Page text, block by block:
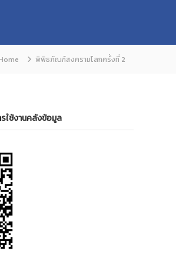
Home พิพิธภัณฑ์สงครามโลกครั้งที่ 2
ใช้งานคลังข้อมูล